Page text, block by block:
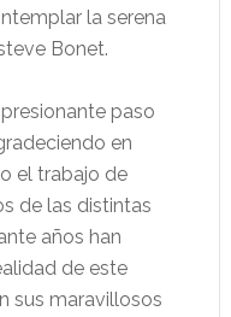
la serena
Bonet.
paso
en
el trabajo de
de las distintas
años han
de este
sus maravillosos